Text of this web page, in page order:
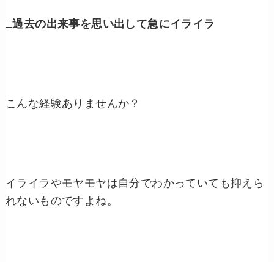
□過去の出来事を思い出して急にイライラ
こんな経験ありませんか？
イライラやモヤモヤは自分でわかっていても抑えら
れないものですよね。